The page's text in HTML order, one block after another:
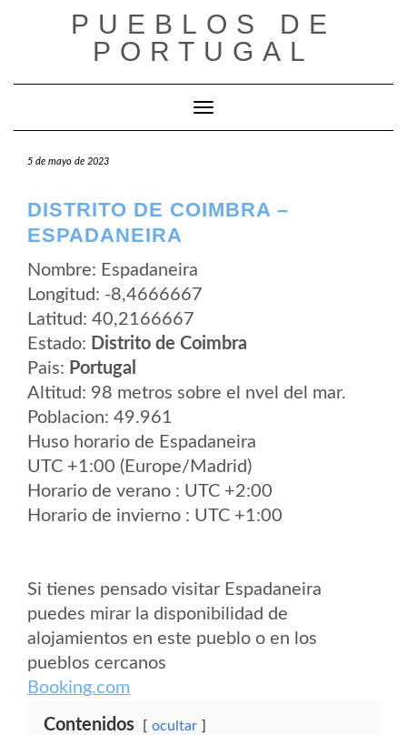
PUEBLOS DE
PORTUGAL
Cambiar modo de navegación
5 de mayo de 2023
DISTRITO DE COIMBRA –
ESPADANEIRA
Nombre: Espadaneira
Longitud: -8,4666667
Latitud: 40,2166667
Estado: Distrito de Coimbra
Pais: Portugal
Altitud: 98 metros sobre el nvel del mar.
Poblacion: 49.961
Huso horario de Espadaneira
UTC +1:00 (Europe/Madrid)
Horario de verano : UTC +2:00
Horario de invierno : UTC +1:00
Si tienes pensado visitar Espadaneira
puedes mirar la disponibilidad de
alojamientos en este pueblo o en los
pueblos cercanos
Booking.com
Contenidos ocultar